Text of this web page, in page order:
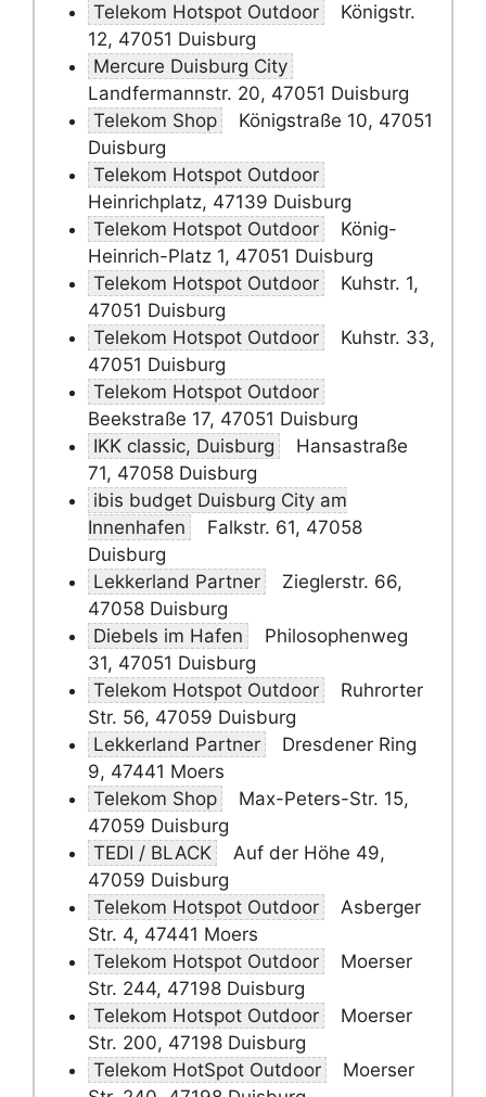
Telekom Hotspot Outdoor
Königstr.
12, 47051 Duisburg
Mercure Duisburg City
Landfermannstr. 20, 47051 Duisburg
Telekom Shop
Königstraße 10, 47051
Duisburg
Telekom Hotspot Outdoor
Heinrichplatz, 47139 Duisburg
Telekom Hotspot Outdoor
König-
Heinrich-Platz 1, 47051 Duisburg
Telekom Hotspot Outdoor
Kuhstr. 1,
47051 Duisburg
Telekom Hotspot Outdoor
Kuhstr. 33,
47051 Duisburg
Telekom Hotspot Outdoor
Beekstraße 17, 47051 Duisburg
IKK classic, Duisburg
Hansastraße
71, 47058 Duisburg
ibis budget Duisburg City am
Innenhafen
Falkstr. 61, 47058
Duisburg
Lekkerland Partner
Zieglerstr. 66,
47058 Duisburg
Diebels im Hafen
Philosophenweg
31, 47051 Duisburg
Telekom Hotspot Outdoor
Ruhrorter
Str. 56, 47059 Duisburg
Lekkerland Partner
Dresdener Ring
9, 47441 Moers
Telekom Shop
Max-Peters-Str. 15,
47059 Duisburg
TEDI / BLACK
Auf der Höhe 49,
47059 Duisburg
Telekom Hotspot Outdoor
Asberger
Str. 4, 47441 Moers
Telekom Hotspot Outdoor
Moerser
Str. 244, 47198 Duisburg
Telekom Hotspot Outdoor
Moerser
Str. 200, 47198 Duisburg
Telekom HotSpot Outdoor
Moerser